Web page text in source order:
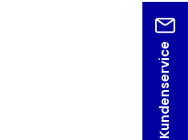
Kundenservice